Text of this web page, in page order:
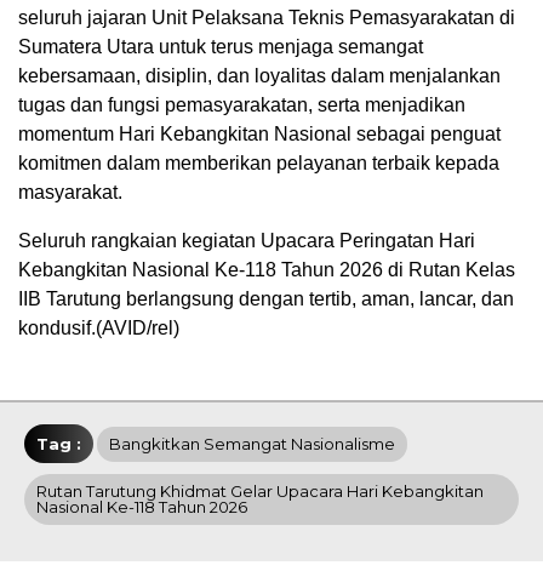
seluruh jajaran Unit Pelaksana Teknis Pemasyarakatan di
Sumatera Utara untuk terus menjaga semangat
kebersamaan, disiplin, dan loyalitas dalam menjalankan
tugas dan fungsi pemasyarakatan, serta menjadikan
momentum Hari Kebangkitan Nasional sebagai penguat
komitmen dalam memberikan pelayanan terbaik kepada
masyarakat.
Seluruh rangkaian kegiatan Upacara Peringatan Hari
Kebangkitan Nasional Ke-118 Tahun 2026 di Rutan Kelas
IIB Tarutung berlangsung dengan tertib, aman, lancar, dan
kondusif.(AVID/rel)
Tag : Bangkitkan Semangat Nasionalisme
Rutan Tarutung Khidmat Gelar Upacara Hari Kebangkitan
Nasional Ke-118 Tahun 2026